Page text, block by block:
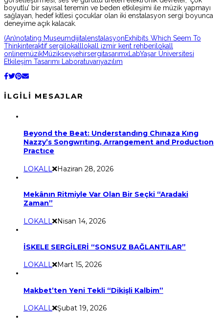
boyutlu’ bir sayısal teremin ve beden etkileşimi ile müzik yapmayı
sağlayan, hedef kitlesi çocuklar olan iki enstalasyon sergi boyunca
deneyime açık kalacak.
(An)notating MuseumdijitalenstalasyonExhibits Which Seem To
Thinkinteraktif sergilokalllokall izmir kent rehberilokall
onlinemüzikMüziksevşehirsergitasarımxLabYaşar Üniversitesi
Etkileşim Tasarımı Laboratuvarıyazılım
İLGILI MESAJLAR
Beyond the Beat: Understandıng Chınaza Kıng
Nazzy’s Songwrıtıng, Arrangement and Productıon
Practıce
LOKALL Haziran 28, 2026
Mekânın Ritmiyle Var Olan Bir Seçki “Aradaki
Zaman”
LOKALL Nisan 14, 2026
İSKELE SERGİLERİ “SONSUZ BAĞLANTILAR”
LOKALL Mart 15, 2026
Makbet’ten Yeni Tekli “Dikişli Kalbim”
LOKALL Şubat 19, 2026